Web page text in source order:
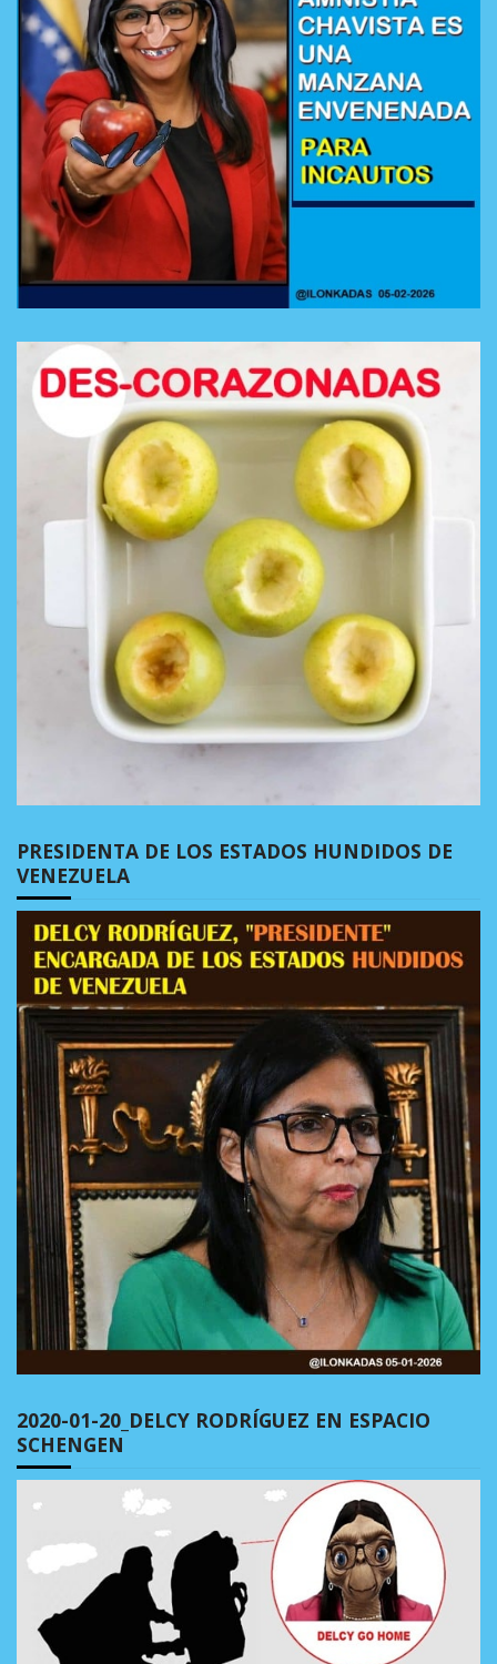
PRESIDENTA DE LOS ESTADOS HUNDIDOS DE
VENEZUELA
2020-01-20_DELCY RODRÍGUEZ EN ESPACIO
SCHENGEN